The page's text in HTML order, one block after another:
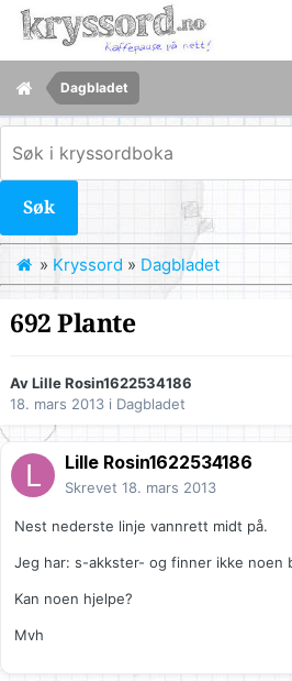
Dagbladet
Søk
» Kryssord » Dagbladet
692 Plante
AvLille Rosin1622534186
18. mars 2013 i Dagbladet
Lille Rosin1622534186
Skrevet 18. mars 2013
Nest nederste linje vannrett midt på.
Jeg har: s-akkster- og finner ikke noen
Kan noen hjelpe?
Mvh